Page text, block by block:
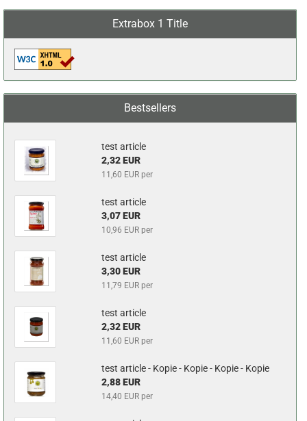
Extrabox 1 Title
Bestsellers
test article
2,32 EUR
11,60 EUR per
test article
3,07 EUR
10,96 EUR per
test article
3,30 EUR
11,79 EUR per
test article
2,32 EUR
11,60 EUR per
test article - Kopie - Kopie - Kopie - Kopie
2,88 EUR
14,40 EUR per